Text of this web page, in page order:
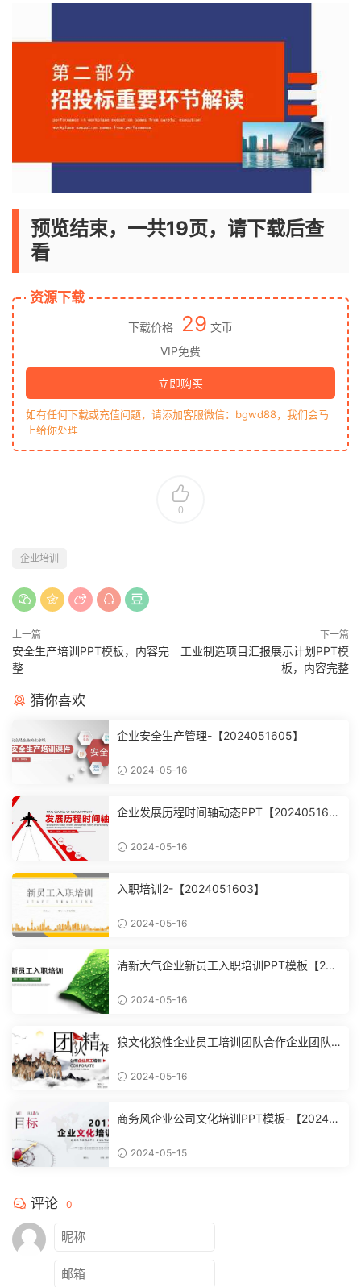
预览结束，一共19页，请下载后查
看
资源下载
下载价格 29 文币
VIP免费
立即购买
如有任何下载或充值问题，请添加客服微信：bgwd88，我们会马
上给你处理
0
企业培训
上一篇
安全生产培训PPT模板，内容完
整
下一篇
工业制造项目汇报展示计划PPT模
板，内容完整
猜你喜欢
企业安全生产管理-【2024051605】
2024-05-16
企业发展历程时间轴动态PPT【202405160
2024-05-16
入职培训2-【2024051603】
2024-05-16
清新大气企业新员工入职培训PPT模板【202
2024-05-16
狼文化狼性企业员工培训团队合作企业团队
2024-05-16
商务风企业公司文化培训PPT模板-【20240
2024-05-15
评论 0